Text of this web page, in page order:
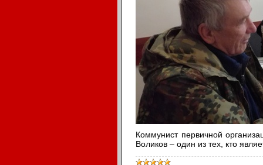
Коммунист первичной
Воликов – один из тех, кто